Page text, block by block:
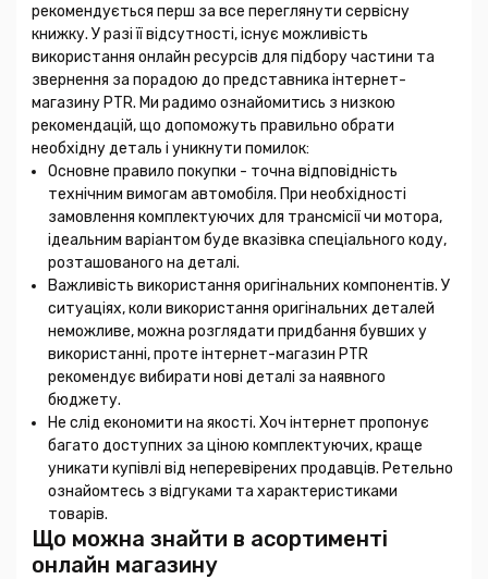
рекомендується перш за все переглянути сервісну
книжку. У разі її відсутності, існує можливість
використання онлайн ресурсів для підбору частини та
звернення за порадою до представника інтернет-
магазину PTR. Ми радимо ознайомитись з низкою
рекомендацій, що допоможуть правильно обрати
необхідну деталь і уникнути помилок:
Основне правило покупки - точна відповідність
технічним вимогам автомобіля. При необхідності
замовлення комплектуючих для трансмісії чи мотора,
ідеальним варіантом буде вказівка спеціального коду,
розташованого на деталі.
Важливість використання оригінальних компонентів. У
ситуаціях, коли використання оригінальних деталей
неможливе, можна розглядати придбання бувших у
використанні, проте інтернет-магазин PTR
рекомендує вибирати нові деталі за наявного
бюджету.
Не слід економити на якості. Хоч інтернет пропонує
багато доступних за ціною комплектуючих, краще
уникати купівлі від неперевірених продавців. Ретельно
ознайомтесь з відгуками та характеристиками
товарів.
Що можна знайти в асортименті
онлайн магазину